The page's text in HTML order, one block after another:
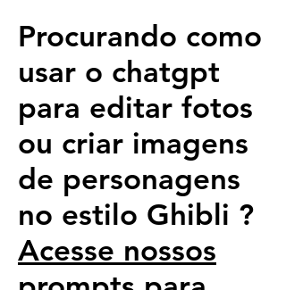
Procurando como
usar o chatgpt
para editar fotos
ou criar imagens
de personagens
no estilo Ghibli ?
Acesse nossos